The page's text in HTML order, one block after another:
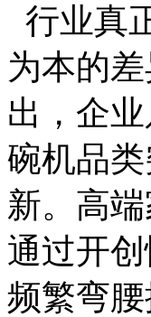
行业真
为本的
出，企
碗机品
新。高
通过开
频繁弯